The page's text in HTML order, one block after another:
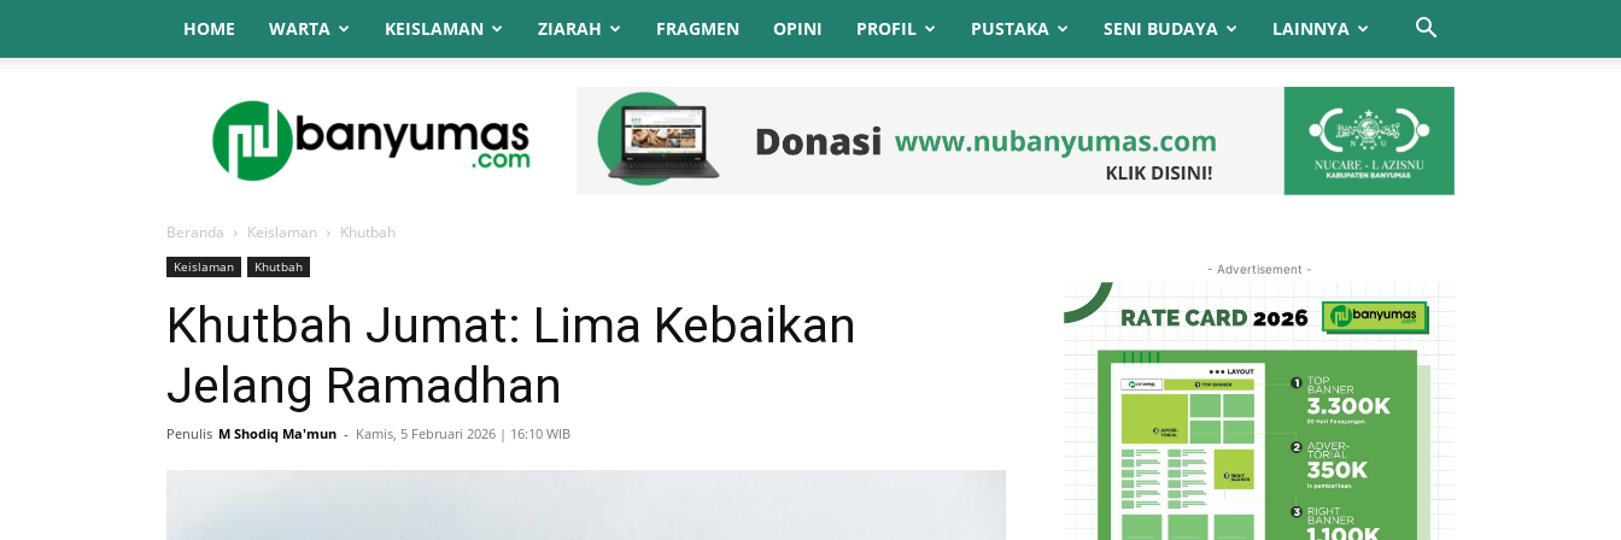
HOME WARTA KEISLAMAN ZIARAH FRAGMEN OPINI PROFIL PUSTAKA SENI BUDAYA LAINNYA
NU
Online
Banyumas
Beranda Keislaman Khutbah
Keislaman Khutbah
Khutbah Jumat: Lima Kebaikan
Jelang Ramadhan
Penulis M Shodiq Ma'mun - Kamis, 5 Februari 2026 | 16:10 WIB
- Advertisement -